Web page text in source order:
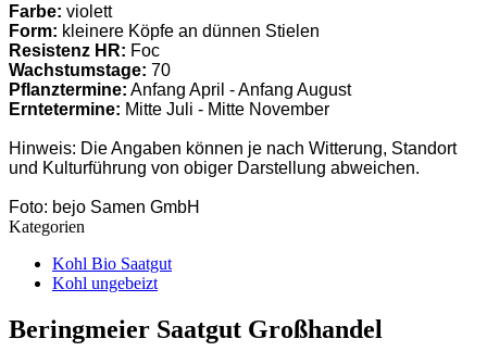
Farbe: violett
Form: kleinere Köpfe an dünnen Stielen
Resistenz HR: Foc
Wachstumstage: 70
Pflanztermine: Anfang April - Anfang August
Erntetermine: Mitte Juli - Mitte November
Hinweis: Die Angaben können je nach Witterung, Standort
und Kulturführung von obiger Darstellung abweichen.
Foto: bejo Samen GmbH
Kategorien
Kohl Bio Saatgut
Kohl ungebeizt
Beringmeier Saatgut Großhandel